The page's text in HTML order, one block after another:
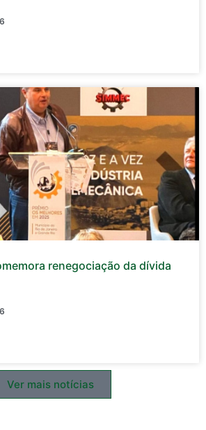
renegociação da dívida
Ver mais notícias